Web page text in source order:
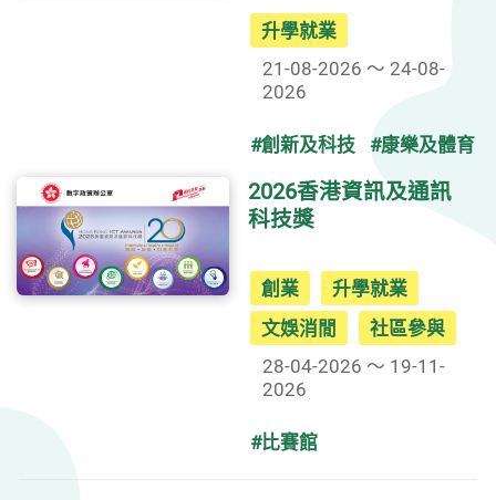
升學就業
21-08-2026 ～ 24-08-
2026
#創新及科技 #康樂及體育
2026香港資訊及通訊
科技獎
創業
升學就業
文娛消閒
社區參與
28-04-2026 ～ 19-11-
2026
#比賽館